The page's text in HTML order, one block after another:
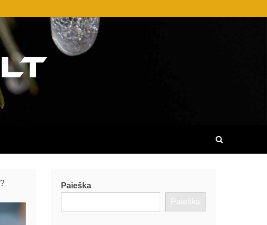
GALITE SUŽINOTI DAUGYBĘ
Paieška
Paieška